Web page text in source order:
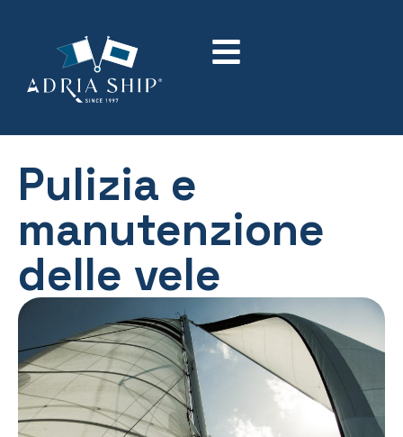
Pulizia e
manutenzione
delle vele